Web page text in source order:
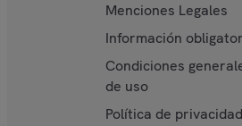
Menciones Legales
Información
Condiciones
de uso
Política de privacidad